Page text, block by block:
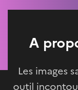
A
Les images
outil